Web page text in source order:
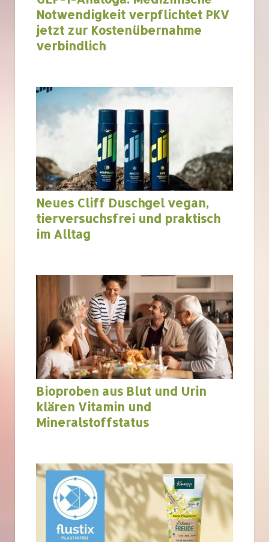
Notwendigkeit verpflichtet PKV
jetzt zur Kostenübernahme
verbindlich
Neues Cliff Duschgel vegan,
tierversuchsfrei und praktisch
im Alltag
Bioproben aus Blut und Urin
klären Vitamin und
Mineralstoffstatus